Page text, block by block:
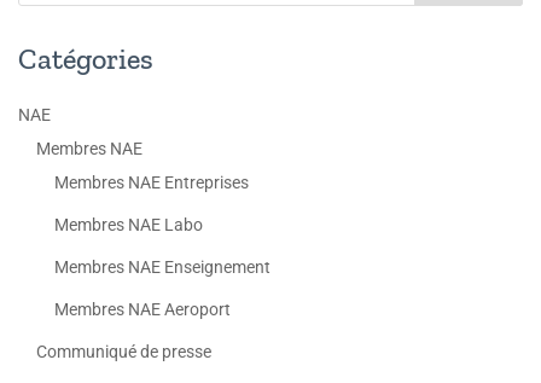
Catégories
NAE
Membres NAE
Membres NAE Entreprises
Membres NAE Labo
Membres NAE Enseignement
Membres NAE Aeroport
Communiqué de presse